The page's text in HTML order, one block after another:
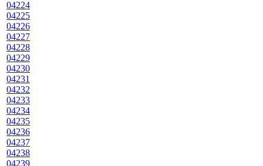
04224
04225
04226
04227
04228
04229
04230
04231
04232
04233
04234
04235
04236
04237
04238
04239